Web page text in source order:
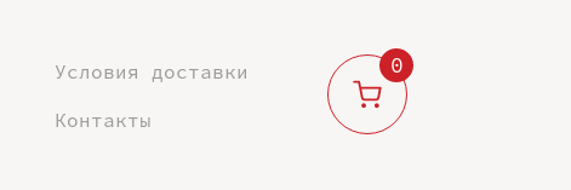
Условия доставки
Контакты
0